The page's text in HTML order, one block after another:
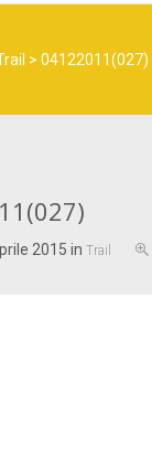
> 04122011(027)
2015 in Trail